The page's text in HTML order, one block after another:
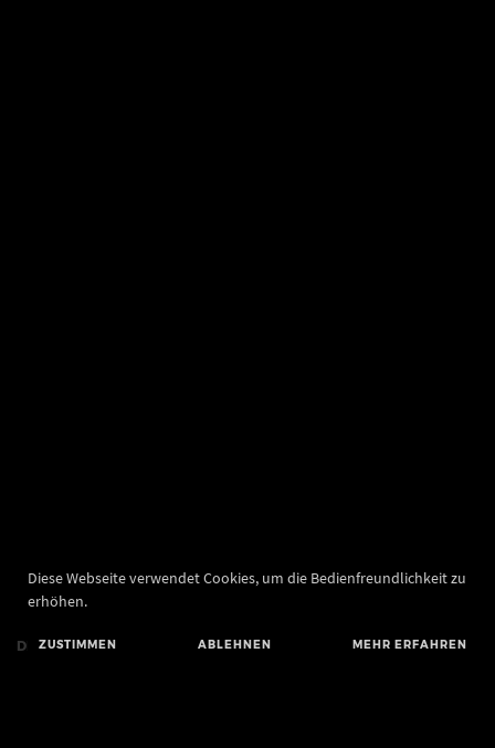
Diese Webseite verwendet Cookies, um die Bedienfreundlichkeit zu
erhöhen.
ZUSTIMMEN ABLEHNEN MEHR ERFAHREN
DE EN